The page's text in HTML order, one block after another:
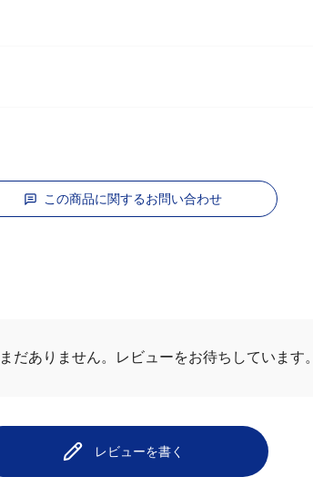
この商品に関するお問い合わせ
だありません。 レビューをお待ちしています。
レビューを書く